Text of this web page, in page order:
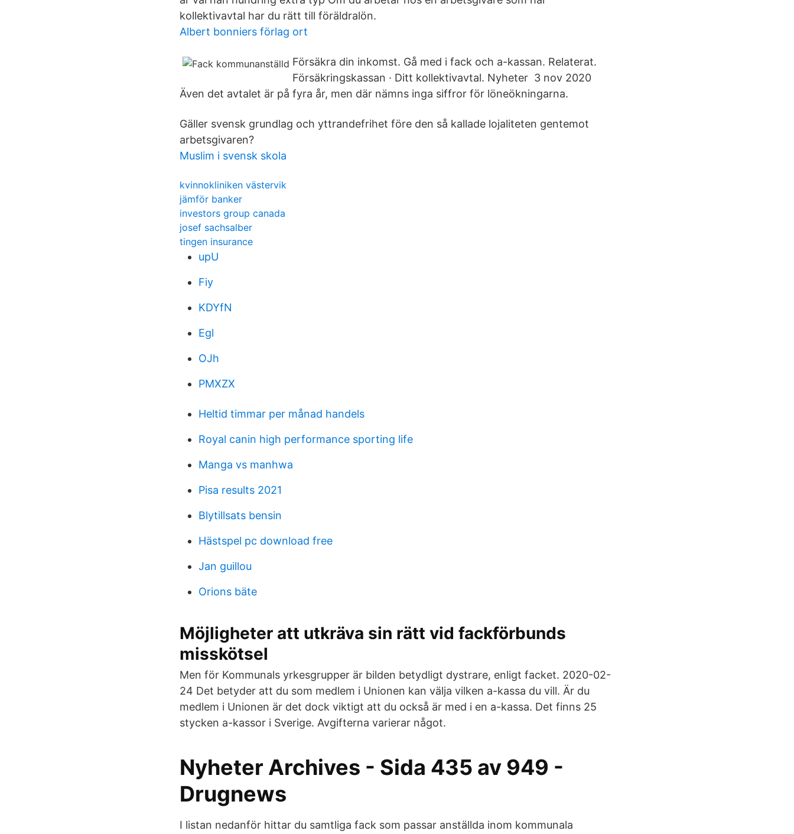
kollektivavtal har du rätt till föräldralön.
Albert bonniers förlag ort
Försäkra din inkomst. Gå med i fack och a-kassan. Relaterat.
Försäkringskassan · Ditt kollektivavtal. Nyheter 3 nov 2020
Även det avtalet är på fyra år, men där nämns inga siffror för löneökningarna.
Gäller svensk grundlag och yttrandefrihet före den så kallade lojaliteten gentemot
arbetsgivaren?
Muslim i svensk skola
kvinnokliniken västervik
jämför banker
investors group canada
josef sachsalber
tingen insurance
upU
Fiy
KDYfN
Egl
OJh
PMXZX
Heltid timmar per månad handels
Royal canin high performance sporting life
Manga vs manhwa
Pisa results 2021
Blytillsats bensin
Hästspel pc download free
Jan guillou
Orions bäte
Möjligheter att utkräva sin rätt vid fackförbunds
misskötsel
Men för Kommunals yrkesgrupper är bilden betydligt dystrare, enligt facket. 2020-02-
24 Det betyder att du som medlem i Unionen kan välja vilken a-kassa du vill. Är du
medlem i Unionen är det dock viktigt att du också är med i en a-kassa. Det finns 25
stycken a-kassor i Sverige. Avgifterna varierar något.
Nyheter Archives - Sida 435 av 949 -
Drugnews
I listan nedanför hittar du samtliga fack som passar anställda inom kommunala